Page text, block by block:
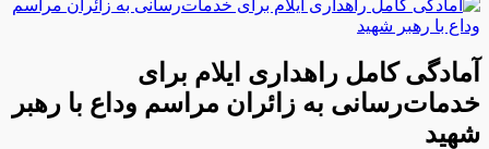
آمادگی کامل راهداری ایلام برای
خدمات‌رسانی به زائران مراسم وداع با رهبر
شهید